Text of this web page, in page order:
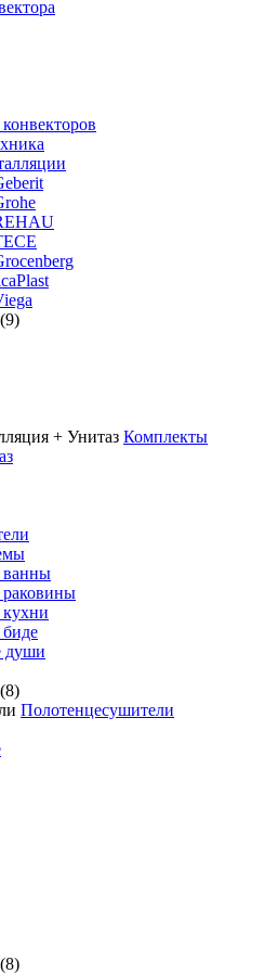
Комплекты
ванны
раковины
души
Полотенцесушители